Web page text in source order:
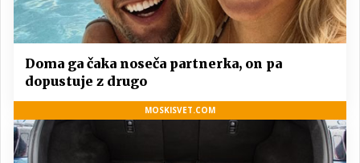
Doma ga čaka noseča partnerka, on pa
dopustuje z drugo
MOSKISVET.COM